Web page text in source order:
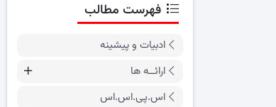
فهرست مطالب
ادبیات و پیشینه
ارائــه ها
اس.پی.اس.اس